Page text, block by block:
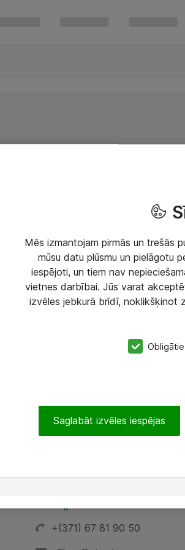
+(371) 67 81 90 50
Mēs izmantojam pirmās un trešās
mūsu datu plūsmu un pielāgotu
iespējoti, un tiem nav
vietnes darbībai. Jūs varat
izvēles jebkurā brīdī, noklikšķinot
Obligātie
Saglabāt izvēles iespējas